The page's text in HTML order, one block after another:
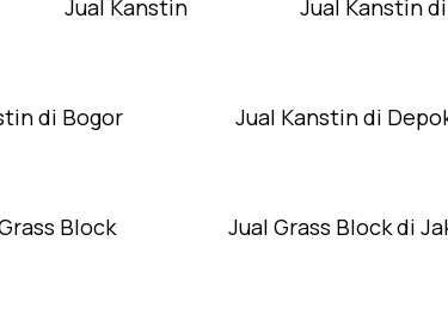
Jual Kanstin Jual Kanstin
di Bogor Jual Kanstin di
Block Jual Grass Block di